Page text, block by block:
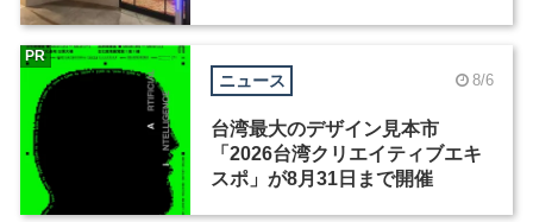
ニュース 8/6
台湾最大のデザイン見本市
「2026台湾クリエイティブエキ
スポ」が8月31日まで開催
PR